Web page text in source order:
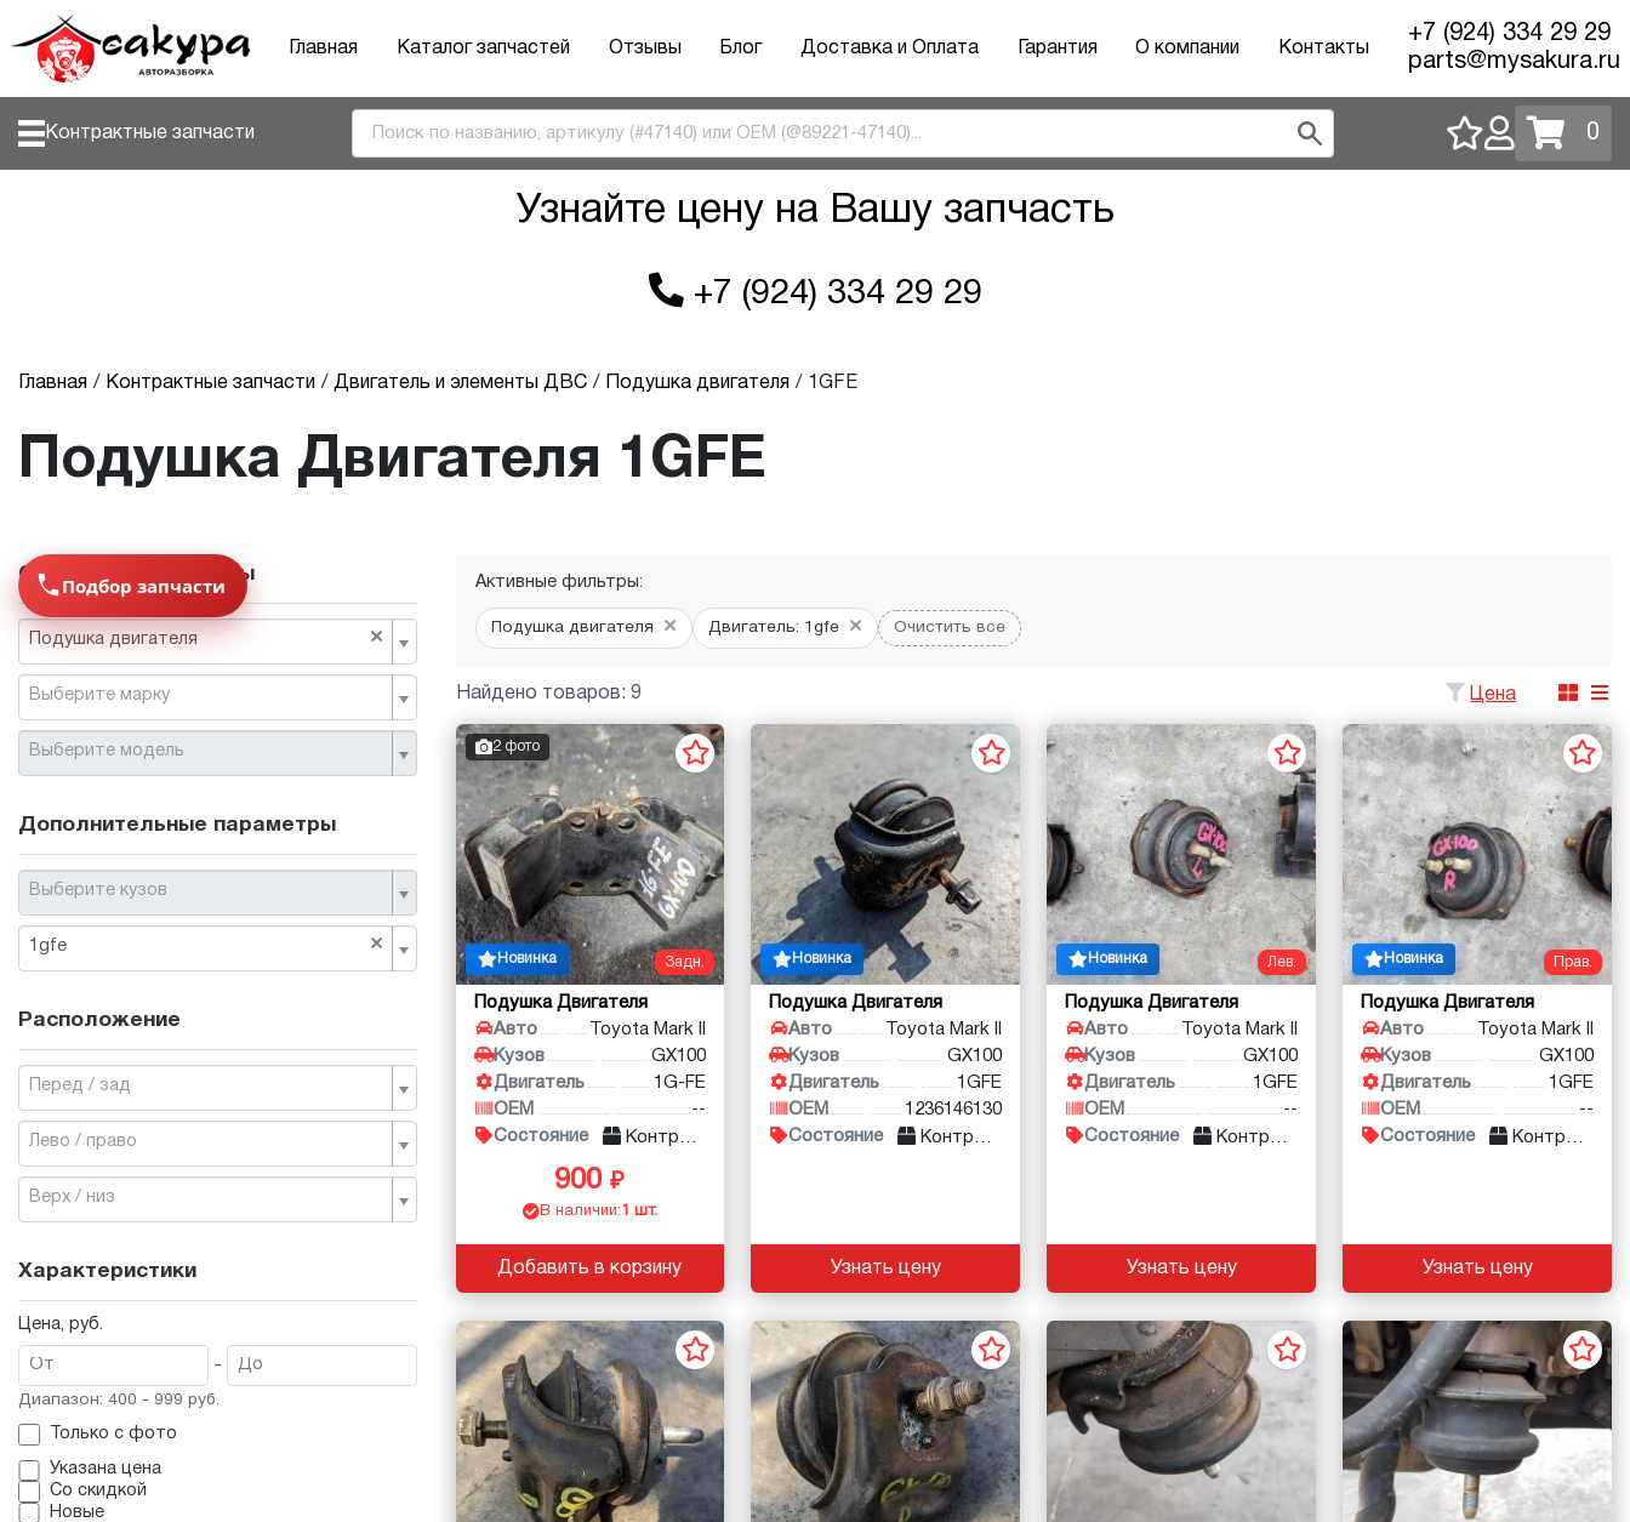
Главная Каталог запчастей Отзывы Блог Доставка и Оплата Гарантия О компании Контакты
+7 (924) 334 29 29
parts@mysakura.ru
Контрактные запчасти 0
Узнайте цену на Вашу запчасть
+7 (924) 334 29 29
Главная Контрактные запчасти Двигатель и элементы ДВС Подушка двигателя 1GFE
Подушка Двигателя 1GFE
Основные параметры
×
Подушка двигателя
Выберите марку
Выберите модель
Дополнительные параметры
Выберите кузов
×
1gfe
Расположение
Перед / зад
Лево / право
Верх / низ
Характеристики
Цена, руб.
-
Диапазон: 400 - 999 руб.
Только с фото
Указана цена
Со скидкой
Новые
Активные фильтры:
Подушка двигателя × Двигатель: 1gfe × Очистить все
Найдено товаров: 9 Цена
Задн.
2 фото
Новинка
Подушка Двигателя
Авто
Toyota Mark II
Кузов
GX100
Двигатель
1G-FE
OEM
--
Состояние
Контракт
900
В наличии: 1 шт.
Добавить в корзину
Новинка
Подушка Двигателя
Авто
Toyota Mark II
Кузов
GX100
Двигатель
1GFE
OEM
1236146130
Состояние
Контракт
Узнать цену
Лев.
Новинка
Подушка Двигателя
Авто
Toyota Mark II
Кузов
GX100
Двигатель
1GFE
OEM
--
Состояние
Контракт
Узнать цену
Прав.
Новинка
Подушка Двигателя
Авто
Toyota Mark II
Кузов
GX100
Двигатель
1GFE
OEM
--
Состояние
Контракт
Узнать цену
Подбор запчасти